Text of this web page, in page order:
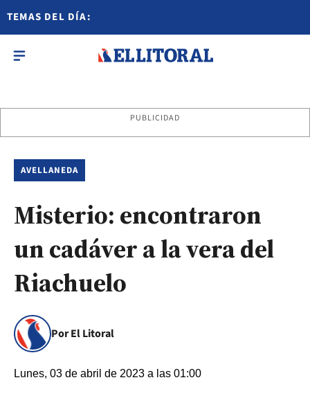
TEMAS DEL DÍA:
PUBLICIDAD
AVELLANEDA
Misterio: encontraron
un cadáver a la vera del
Riachuelo
Por El Litoral
Lunes, 03 de abril de 2023 a las 01:00